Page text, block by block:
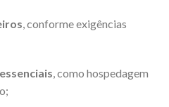
, conforme exigências
, como hospedagem